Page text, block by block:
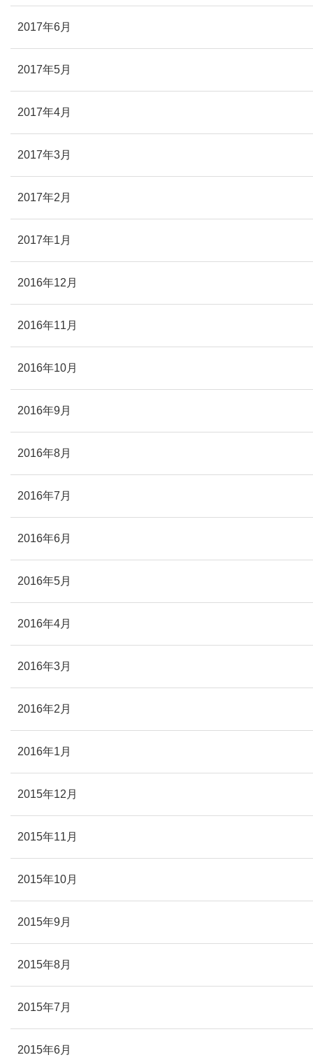
2017年6月
2017年5月
2017年4月
2017年3月
2017年2月
2017年1月
2016年12月
2016年11月
2016年10月
2016年9月
2016年8月
2016年7月
2016年6月
2016年5月
2016年4月
2016年3月
2016年2月
2016年1月
2015年12月
2015年11月
2015年10月
2015年9月
2015年8月
2015年7月
2015年6月